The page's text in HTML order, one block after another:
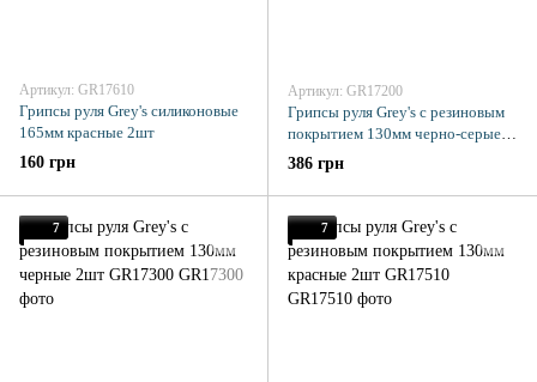
Артикул: GR17610
Грипсы руля Grey's силиконовые
165мм красные 2шт
160 грн
Артикул: GR17200
Грипсы руля Grey's с резиновым
покрытием 130мм черно-серые
2шт
386 грн
7 7